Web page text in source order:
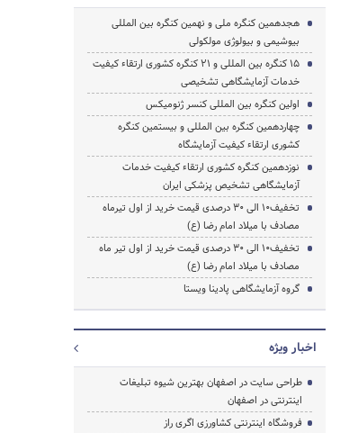
هجدهمین کنگره ملی و نهمین کنگره بین المللی
بیوشیمی و بیولوژی مولکولی
15 کنگره بین المللی و 21 کنگره کشوری ارتقاء کیفیت
خدمات آزمایشگاهی تشخیصی
اولین کنگره بین المللی کنسر ژنومیکس
چهاردهمین کنگره بین المللی و بیستمین کنگره
کشوری ارتقاء کیفیت آزمایشگاه
نوزدهمین کنگره کشوری ارتقاء کیفیت خدمات
آزمایشگاهی تشخیص پزشکی ایران
تخفیف‌10 الی 30 درصدی قیمت خرید از اول تیرماه
مصادف با میلاد امام رضا (ع)
تخفیف‌10 الی 30 درصدی قیمت خرید از اول تیر ماه
مصادف با میلاد امام رضا (ع)
گروه آزمایشگاهی پادینا ویستا
اخبار ویژه
طراحی سایت در اصفهان بهترین شیوه تبلیغات
اینترنتی در اصفهان
فروشگاه اینترنتی کشاورزی اگری راز